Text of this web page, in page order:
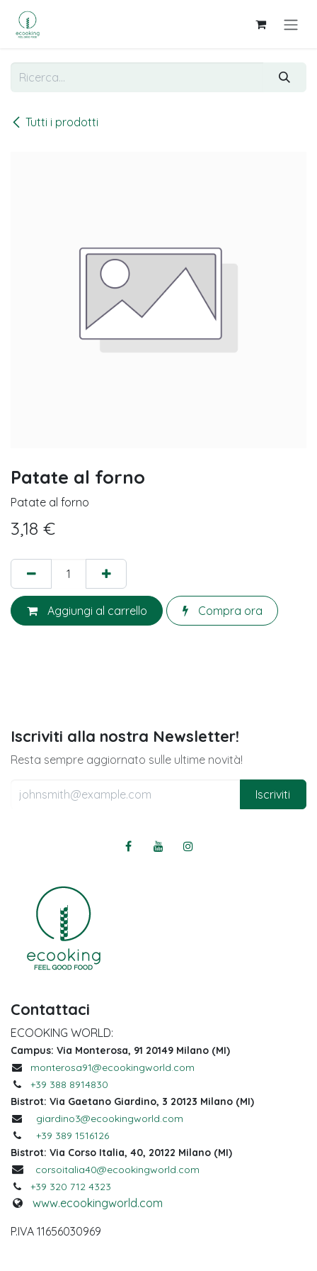
Passa al contenuto
Tutti i prodotti
Patate al forno
Patate al forno
3,18 €
Aggiungi al carrello Compra ora
Iscriviti alla nostra Newsletter!
Resta sempre aggiornato sulle ultime novità!
Iscriviti
Contattaci
ECOOKING WORLD:
Campus: Via Monterosa, 91 20149 Milano (MI)
monterosa91@ecookingworld.com
+39 388 8914830
Bistrot: Via Gaetano Giardino, 3 20123 Milano (MI)
giardino3@ecookingworld.com
+39 389 1516126
Bistrot: Via Corso Italia, 40, 20122 Milano (MI)
corsoitalia40@ecookingworld.com
+39 320 712 4323
www.ecookingworld.com
P.IVA 11656030969